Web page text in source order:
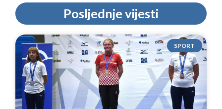
Posljednje vijesti
SPORT